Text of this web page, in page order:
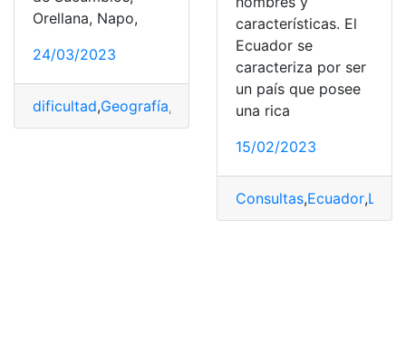
Orellana, Napo,
24/03/2023
dificultad,Geografía, Región,Ríos
características. El
Ecuador se
caracteriza por ser
un país que posee
una rica
15/02/2023
Consultas,Ecuador,Los